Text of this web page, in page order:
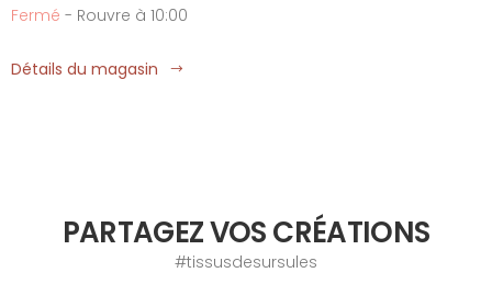
Fermé - Rouvre à 10:00
Détails du magasin
PARTAGEZ VOS CRÉATIONS
#tissusdesursules